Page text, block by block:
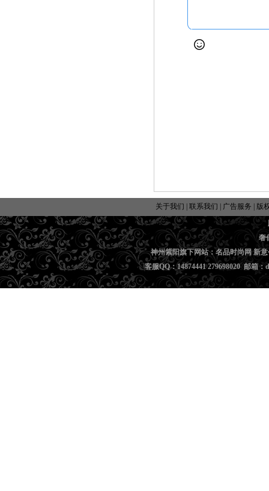
关于我们 联系我们 广告服务
版
奢
神州紫阳旗下网站：名品时尚网 新
客服QQ：14874441 279698020 邮箱